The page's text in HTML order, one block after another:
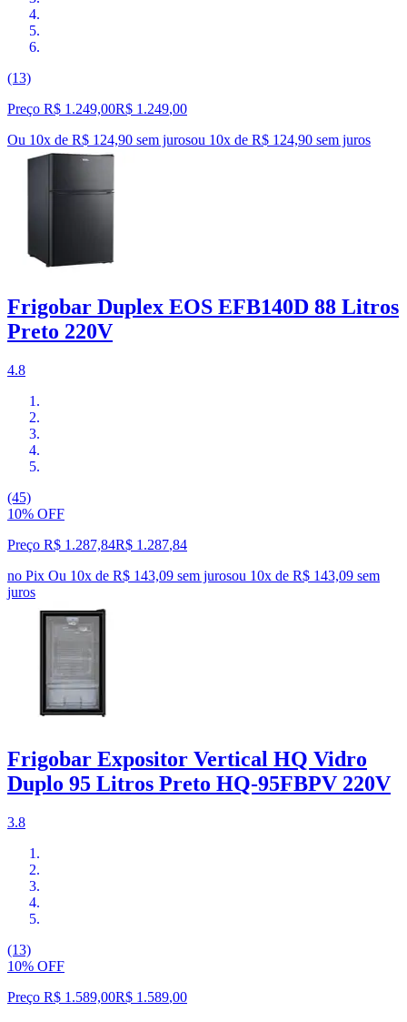
(13)
Preço R$ 1.249,00R$ 1.249,00
Ou 10x de R$ 124,90 sem jurosou 10x de R$ 124,90 sem juros
Frigobar Duplex EOS EFB140D 88 Litros
Preto 220V
4.8
(45)
10% OFF
Preço R$ 1.287,84R$ 1.287,84
no Pix Ou 10x de R$ 143,09 sem jurosou 10x de R$ 143,09 sem
juros
Frigobar Expositor Vertical HQ Vidro
Duplo 95 Litros Preto HQ-95FBPV 220V
3.8
(13)
10% OFF
Preço R$ 1.589,00R$ 1.589,00